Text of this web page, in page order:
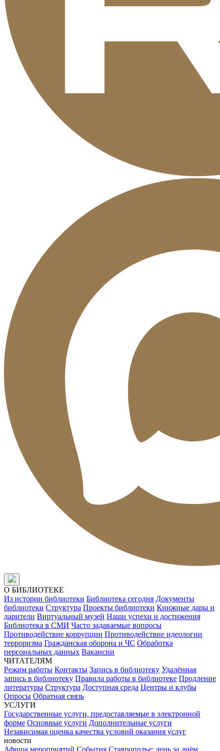
О БИБЛИОТЕКЕ
Из истории библиотеки Библиотека сегодня Документы
библиотеки Структура Проекты библиотеки Книжные дары и
дарители Виртуальный музей Наши успехи и достижения
Библиотека в СМИ Часто задаваемые вопросы
Противодействие коррупции Противодействие идеологии
терроризма Гражданская оборона и ЧС Обработка
персональных данных Вакансии
ЧИТАТЕЛЯМ
Режим работы Контакты Запись в библиотеку Удалённая
запись в библиотеку Правила работы в библиотеке Продление
литературы Структура Доступная среда Центры и клубы
Опросы Обратная связь
УСЛУГИ
Государственные услуги, предоставляемые в электронной
форме Основные услуги Дополнительные услуги
Независимая оценка качества условий оказания услуг
новости
Афиша мероприятий События Ставрополье: день за днём